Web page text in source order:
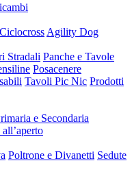
Ciclocross Agility Dog
Stradali Panche e Tavole
Posacenere
Tavoli Pic Nic Prodotti
e Secondaria
Poltrone e Divanetti Sedute